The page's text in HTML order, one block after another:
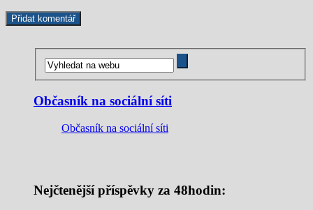
Občasník na sociální síti
Občasník na sociální síti
Nejčtenější příspěvky za 48hodin: